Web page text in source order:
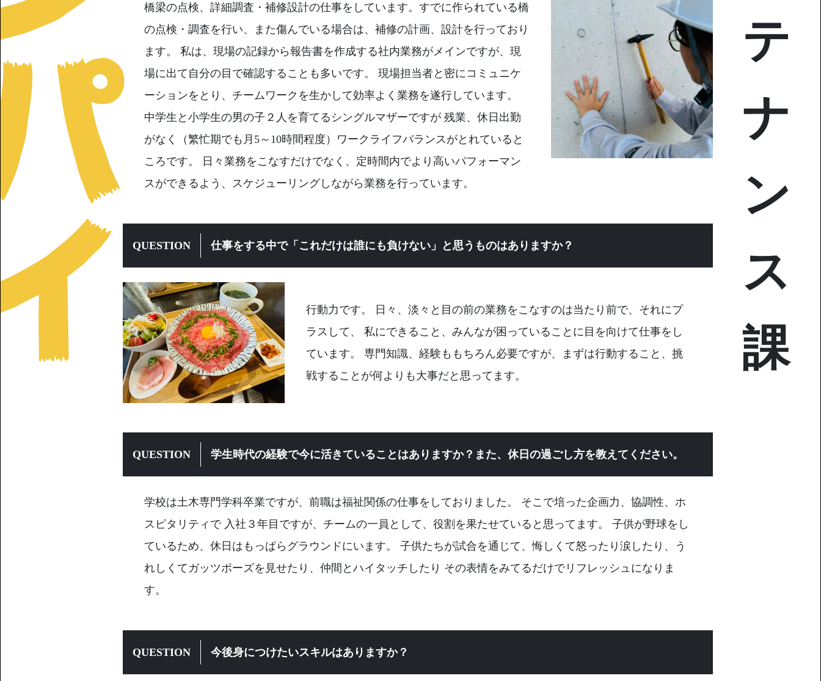
橋梁の点検、詳細調査・補修設計の仕事をしています。すでに作られている橋
の点検・調査を行い、また傷んでいる場合は、補修の計画、設計を行っており
ます。 私は、現場の記録から報告書を作成する社内業務がメインですが、現
場に出て自分の目で確認することも多いです。 現場担当者と密にコミュニケ
ーションをとり、チームワークを生かして効率よく業務を遂行しています。
中学生と小学生の男の子２人を育てるシングルマザーですが 残業、休日出勤
がなく（繁忙期でも月5～10時間程度）ワークライフバランスがとれていると
ころです。 日々業務をこなすだけでなく、定時間内でより高いパフォーマン
スができるよう、スケジューリングしながら業務を行っています。
QUESTION 仕事をする中で「これだけは誰にも負けない」と思うものはありますか？
行動力です。 日々、淡々と目の前の業務をこなすのは当たり前で、それにプ
ラスして、 私にできること、みんなが困っていることに目を向けて仕事をし
ています。 専門知識、経験ももちろん必要ですが、まずは行動すること、挑
戦することが何よりも大事だと思ってます。
QUESTION 学生時代の経験で今に活きていることはありますか？また、休日の過ごし方を教えてください。
学校は土木専門学科卒業ですが、前職は福祉関係の仕事をしておりました。 そこで培った企画力、協調性、ホ
スピタリティで 入社３年目ですが、チームの一員として、役割を果たせていると思ってます。 子供が野球をし
ているため、休日はもっぱらグラウンドにいます。 子供たちが試合を通じて、悔しくて怒ったり涙したり、う
れしくてガッツポーズを見せたり、仲間とハイタッチしたり その表情をみてるだけでリフレッシュになりま
す。
QUESTION 今後身につけたいスキルはありますか？
テ
ナ
ン
ス
課